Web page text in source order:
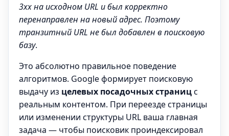
3xx на исходном URL и был корректно
перенаправлен на новый адрес. Поэтому
транзитный URL не был добавлен в поисковую
базу.
Это абсолютно правильное поведение
алгоритмов. Google формирует поисковую
выдачу из целевых посадочных страницс
реальным контентом. При переезде страницы
или изменении структуры URL ваша главная
задача — чтобы поисковик проиндексировал